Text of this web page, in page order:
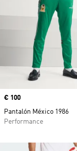
Precio
€ 100
Pantalón México 1986
Performance